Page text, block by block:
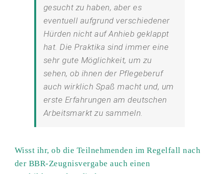
gesucht zu haben, aber es
eventuell aufgrund verschiedener
Hürden nicht auf Anhieb geklappt
hat. Die Praktika sind immer eine
sehr gute Möglichkeit, um zu
sehen, ob ihnen der Pflegeberuf
auch wirklich Spaß macht und, um
erste Erfahrungen am deutschen
Arbeitsmarkt zu sammeln.
Wisst ihr, ob die Teilnehmenden im Regelfall nach
der BBR-Zeugnisvergabe auch einen